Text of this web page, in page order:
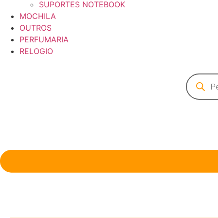
SUPORTES NOTEBOOK
MOCHILA
OUTROS
PERFUMARIA
RELOGIO